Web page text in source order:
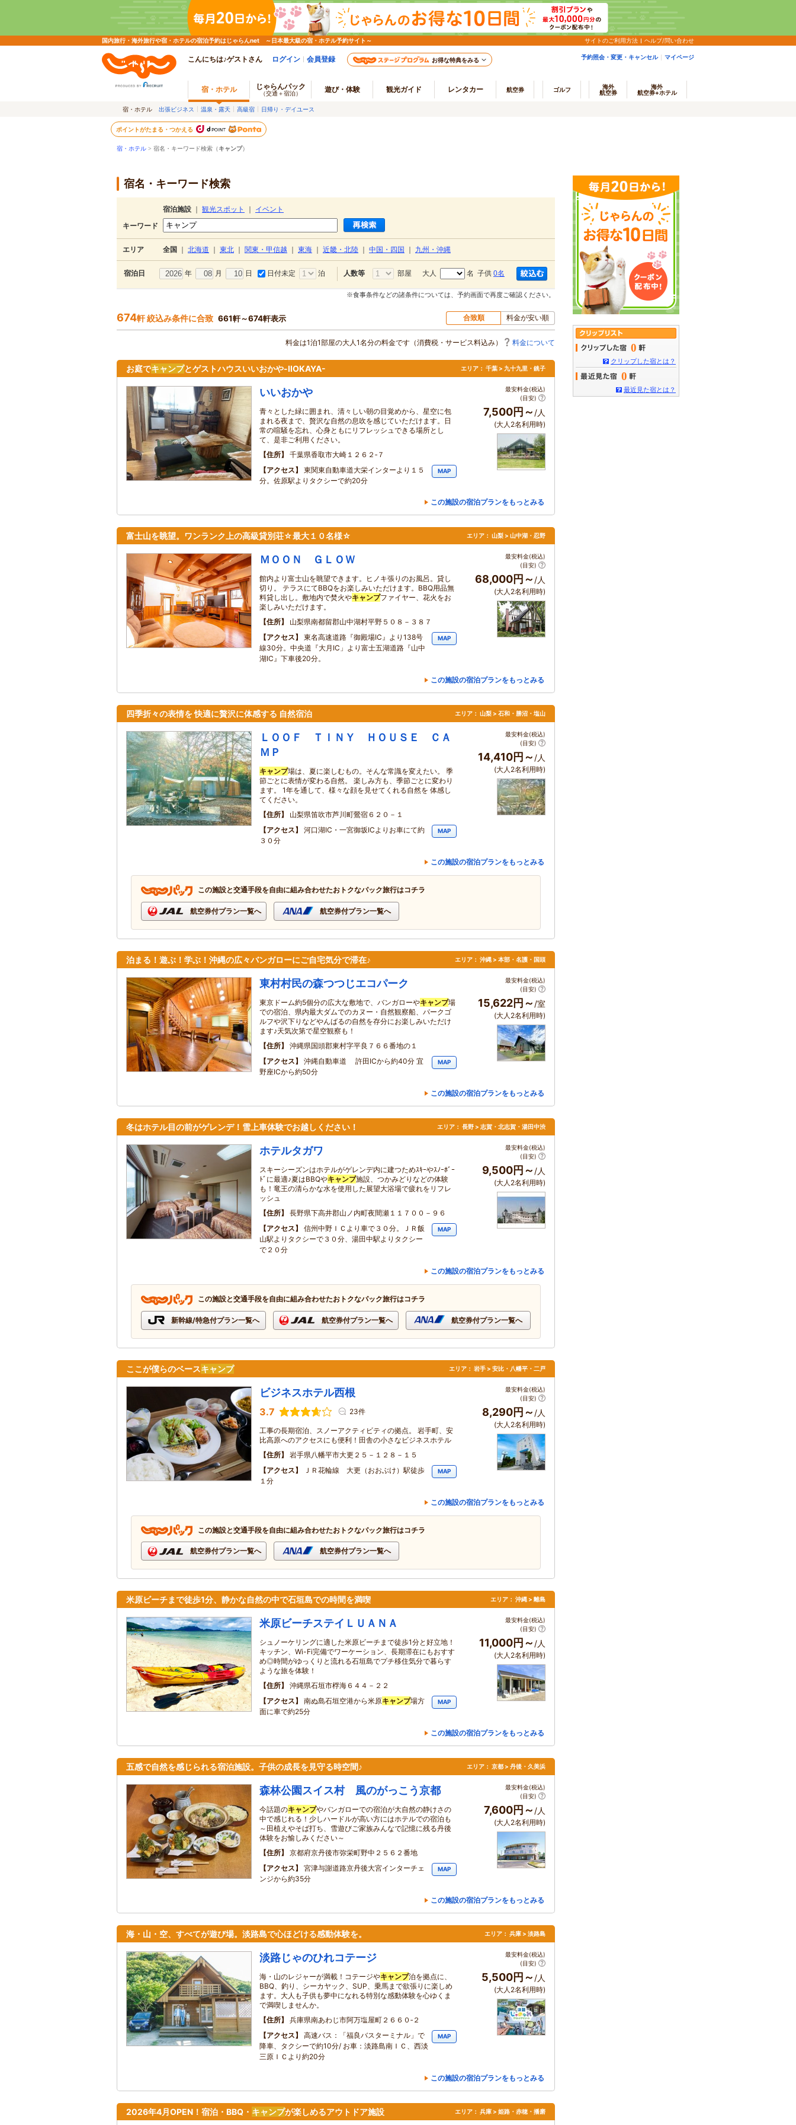
国内旅行・海外旅行や宿・ホテルの宿泊予約はじゃらんnet ～日本最大級の宿・ホテル予約サイト～ サイトのご利用方法 ヘルプ/問い合わせ
こんにちは♪ゲストさん ログイン 会員登録 お得な特典をみる 予約照会・変更・キャンセル マイページ
宿・ホテル じゃらんパック
（交通＋宿泊） 遊び・体験 観光ガイド レンタカー 航空券 ゴルフ
海外
航空券
海外
航空券+ホテル
宿・ホテル 出張ビジネス 温泉・露天 高級宿 日帰り・デイユース
ポイントがたまる・つかえる
宿・ホテル > 宿名・キーワード検索（キャンプ）
宿名・キーワード検索
宿泊施設 観光スポット
イベント
キーワード
エリア 全国 北海道 東北 関東・甲信越 東海 近畿・北陸 中国・四国 九州・沖縄
宿泊日 年 月 日 日付未定 泊 人数等 部屋 大人 名 子供 0名
※食事条件などの諸条件については、予約画面で再度ご確認ください。
674軒 絞込み条件に合致 661軒～674軒表示 合致順 料金が安い順
料金は1泊1部屋の大人1名分の料金です（消費税・サービス料込み） 料金について
お庭でキャンプとゲストハウスいいおかや-IIOKAYA- エリア： 千葉 > 九十九里・銚子
いいおかや
青々とした緑に囲まれ、清々しい朝の目覚めから、星空に包
まれる夜まで、贅沢な自然の息吹を感じていただけます。日
常の喧騒を忘れ、心身ともにリフレッシュできる場所とし
て、是非ご利用ください。
住所
千葉県香取市大崎１２６２‐７
アクセス
東関東自動車道大栄インターより１５
分。佐原駅よりタクシーで約20分
MAP
最安料金(税込)
(目安)
7,500円～ /人
(大人2名利用時)
この施設の宿泊プランをもっとみる
富士山を眺望。ワンランク上の高級貸別荘☆最大１０名様☆ エリア： 山梨 > 山中湖・忍野
ＭＯＯＮ ＧＬＯＷ
館内より富士山を眺望できます。ヒノキ張りのお風呂。貸し
切り。 テラスにてBBQをお楽しみいただけます。BBQ用品無
料貸し出し。敷地内で焚火やキャンプファイヤー、花火をお
楽しみいただけます。
住所
山梨県南都留郡山中湖村平野５０８－３８７
アクセス
東名高速道路『御殿場IC』より138号
線30分。中央道『大月IC」より富士五湖道路『山中
湖IC』下車後20分。
MAP
最安料金(税込)
(目安)
68,000円～ /人
(大人2名利用時)
この施設の宿泊プランをもっとみる
四季折々の表情を 快適に贅沢に体感する 自然宿泊 エリア： 山梨 > 石和・勝沼・塩山
ＬＯＯＦ ＴＩＮＹ ＨＯＵＳＥ ＣＡ
ＭＰ
キャンプ場は、夏に楽しむもの。そんな常識を変えたい。 季
節ごとに表情が変わる自然。 楽しみ方も、季節ごとに変わり
ます。 1年を通して、様々な顔を見せてくれる自然を 体感し
てください。
住所
山梨県笛吹市芦川町鶯宿６２０－１
アクセス
河口湖IC・一宮御坂ICよりお車にて約
３０分
MAP
最安料金(税込)
(目安)
14,410円～ /人
(大人2名利用時)
この施設の宿泊プランをもっとみる
この施設と交通手段を自由に組み合わせたおトクなパック旅行はコチラ
航空券付プラン一覧へ 航空券付プラン一覧へ
泊まる！遊ぶ！学ぶ！沖縄の広々バンガローにご自宅気分で滞在♪ エリア： 沖縄 > 本部・名護・国頭
東村村民の森つつじエコパーク
東京ドーム約5個分の広大な敷地で、バンガローやキャンプ場
での宿泊、県内最大ダムでのカヌー・自然観察船、パークゴ
ルフや沢下りなどやんばるの自然を存分にお楽しみいただけ
ます♪天気次第で星空観察も！
住所
沖縄県国頭郡東村字平良７６６番地の１
アクセス
沖縄自動車道 許田ICから約40分 宜
野座ICから約50分
MAP
最安料金(税込)
(目安)
15,622円～ /室
(大人2名利用時)
この施設の宿泊プランをもっとみる
冬はホテル目の前がゲレンデ！雪上車体験でお越しください！ エリア： 長野 > 志賀・北志賀・湯田中渋
ホテルタガワ
スキーシーズンはホテルがゲレンデ内に建つためｽｷｰやｽﾉｰﾎﾞｰ
ﾄﾞに最適♪夏はBBQやキャンプ施設、つかみどりなどの体験
も！竜王の清らかな水を使用した展望大浴場で疲れをリフレ
ッシュ
住所
長野県下高井郡山ノ内町夜間瀬１１７００－９６
アクセス
信州中野ＩＣより車で３０分。ＪＲ飯
山駅よりタクシーで３０分、湯田中駅よりタクシー
で２０分
MAP
最安料金(税込)
(目安)
9,500円～ /人
(大人2名利用時)
この施設の宿泊プランをもっとみる
この施設と交通手段を自由に組み合わせたおトクなパック旅行はコチラ
新幹線/特急付プラン一覧へ 航空券付プラン一覧へ 航空券付プラン一覧へ
ここが僕らのベースキャンプ エリア： 岩手 > 安比・八幡平・二戸
ビジネスホテル西根
3.7 23件
工事の長期宿泊、スノーアクティビティの拠点。 岩手町、安
比高原へのアクセスにも便利！田舎の小さなビジネスホテル
住所
岩手県八幡平市大更２５－１２８－１５
アクセス
ＪＲ花輪線 大更（おおぶけ）駅徒歩
１分
MAP
最安料金(税込)
(目安)
8,290円～ /人
(大人2名利用時)
この施設の宿泊プランをもっとみる
この施設と交通手段を自由に組み合わせたおトクなパック旅行はコチラ
航空券付プラン一覧へ 航空券付プラン一覧へ
米原ビーチまで徒歩1分、静かな自然の中で石垣島での時間を満喫 エリア： 沖縄 > 離島
米原ビーチステイＬＵＡＮＡ
シュノーケリングに適した米原ビーチまで徒歩1分と好立地！
キッチン、Wi-Fi完備でワーケーション、長期滞在にもおすす
め◎時間がゆっくりと流れる石垣島でプチ移住気分で暮らす
ような旅を体験！
住所
沖縄県石垣市桴海６４４－２２
アクセス
南ぬ島石垣空港から米原キャンプ場方
面に車で約25分
MAP
最安料金(税込)
(目安)
11,000円～/人
(大人2名利用時)
この施設の宿泊プランをもっとみる
五感で自然を感じられる宿泊施設。子供の成長を見守る時空間♪ エリア： 京都 > 丹後・久美浜
森林公園スイス村 風のがっこう京都
今話題のキャンプやバンガローでの宿泊が大自然の静けさの
中で感じれる！少しハードルが高い方にはホテルでの宿泊も
～田植えやそば打ち、雪遊びご家族みんなで記憶に残る丹後
体験をお愉しみください～
住所
京都府京丹後市弥栄町野中２５６２番地
アクセス
宮津与謝道路京丹後大宮インターチェ
ンジから約35分
MAP
最安料金(税込)
(目安)
7,600円～/人
(大人2名利用時)
この施設の宿泊プランをもっとみる
海・山・空、すべてが遊び場。淡路島で心ほどける感動体験を。 エリア： 兵庫 > 淡路島
淡路じゃのひれコテージ
海・山のレジャーが満載！コテージやキャンプ泊を拠点に、
BBQ、釣り、シーカヤック、SUP、乗馬まで欲張りに楽しめ
ます。大人も子供も夢中になれる特別な感動体験を心ゆくま
で満喫しませんか。
住所
兵庫県南あわじ市阿万塩屋町２６６０‐２
アクセス
高速バス：「福良バスターミナル」で
降車、タクシーで約10分/ お車：淡路島南ＩＣ、西淡
三原ＩＣより約20分
MAP
最安料金(税込)
(目安)
5,500円～/人
(大人2名利用時)
この施設の宿泊プランをもっとみる
2026年4月OPEN！宿泊・BBQ・ キャンプが楽しめるアウトドア施設 エリア： 兵庫 > 姫路・赤穂・播磨
0
クリップした宿とは？
0
最近見た宿とは？